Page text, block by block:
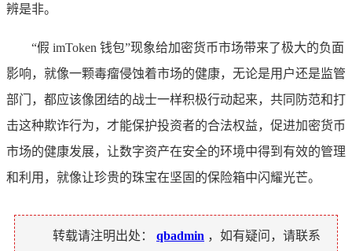
辨是非。
“假 imToken 钱包”现象给加密货币市场带来了极大的负面
影响，就像一颗毒瘤侵蚀着市场的健康，无论是用户还是监管
部门，都应该像团结的战士一样积极行动起来，共同防范和打
击这种欺诈行为，才能保护投资者的合法权益，促进加密货币
市场的健康发展，让数字资产在安全的环境中得到有效的管理
和利用，就像让珍贵的珠宝在坚固的保险箱中闪耀光芒。
转载请注明出处： qbadmin ，如有疑问，请联系